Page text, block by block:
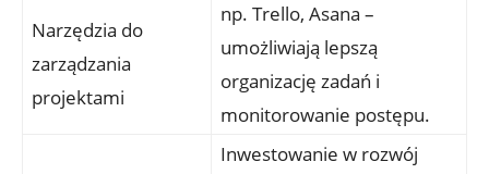
Narzędzia do
zarządzania
‌projektami
np.​ Trello, Asana –
umożliwiają​ lepszą
organizację zadań⁣ i
monitorowanie postępu.
Inwestowanie w rozwój⁢